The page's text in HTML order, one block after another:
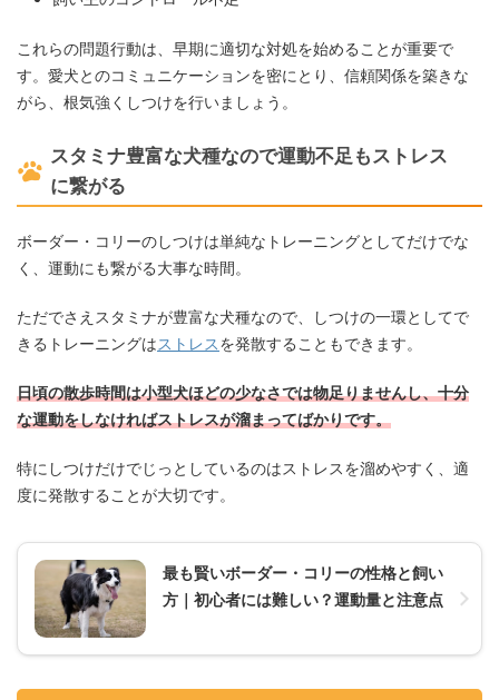
これらの問題行動は、早期に適切な対処を始めることが重要で
す。愛犬とのコミュニケーションを密にとり、信頼関係を築きな
がら、根気強くしつけを行いましょう。
スタミナ豊富な犬種なので運動不足もストレス
に繋がる
ボーダー・コリーのしつけは単純なトレーニングとしてだけでな
く、運動にも繋がる大事な時間。
ただでさえスタミナが豊富な犬種なので、しつけの一環としてで
きるトレーニングはストレスを発散することもできます。
日頃の散歩時間は小型犬ほどの少なさでは物足りませんし、十分
な運動をしなければストレスが溜まってばかりです。
特にしつけだけでじっとしているのはストレスを溜めやすく、適
度に発散することが大切です。
最も賢いボーダー・コリーの性格と飼い
方｜初心者には難しい？運動量と注意点